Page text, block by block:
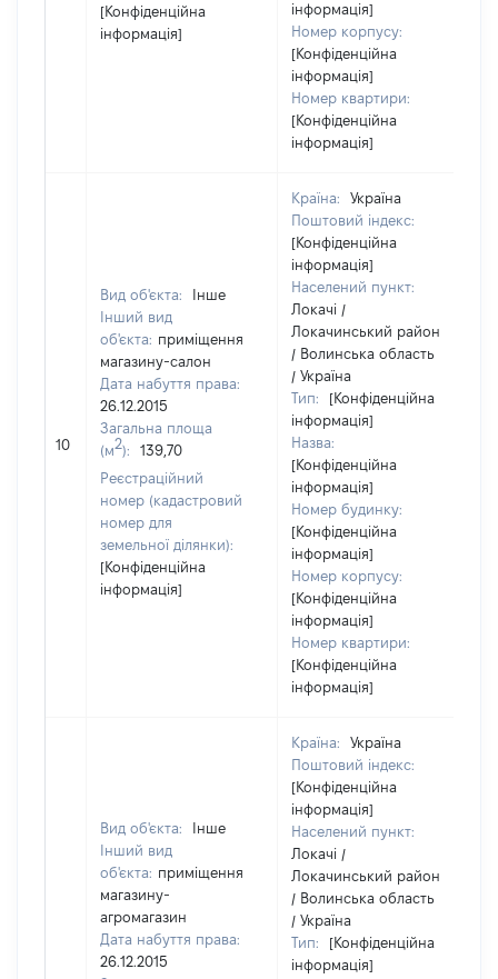
[Конфіденційна
інформація]
інформація]
Номер корпусу:
[Конфіденційна
інформація]
Номер квартири:
[Конфіденційна
інформація]
10
Вид об'єкта:
Інше
Інший вид
об'єкта: приміщення
магазину-салон
Дата набуття права:
26.12.2015
Загальна площа
(м2):
139,70
Реєстраційний
номер (кадастровий
номер для
земельної ділянки):
[Конфіденційна
інформація]
Країна:
Україна
Поштовий індекс:
[Конфіденційна
інформація]
Населений пункт:
Локачі /
Локачинський район
/ Волинська область
/ Україна
Тип:
[Конфіденційна
інформація]
Назва:
[Конфіденційна
інформація]
Номер будинку:
[Конфіденційна
інформація]
Номер корпусу:
[Конфіденційна
інформація]
Номер квартири:
[Конфіденційна
інформація]
Вид об'єкта:
Інше
Інший вид
об'єкта: приміщення
магазину-
агромагазин
Дата набуття права:
26.12.2015
Країна:
Україна
Поштовий індекс:
[Конфіденційна
інформація]
Населений пункт:
Локачі /
Локачинський район
/ Волинська область
/ Україна
Тип:
[Конфіденційна
інформація]